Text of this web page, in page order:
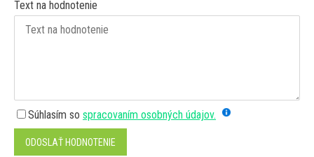
Text na hodnotenie
Súhlasím so spracovaním osobných údajov.
ODOSLAŤ HODNOTENIE